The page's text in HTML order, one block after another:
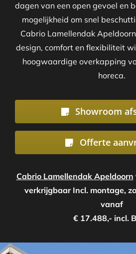
dagen van een open gevoel en
mogelijkheid om snel
Cabrio Lamellendak
design, comfort en flexibiliteit
hoogwaardige overkapping
horeca.
Showroom
Offerte
Cabrio Lamellendak Apeldoorn
verkrijgbaar Incl. montage,
vanaf
€ 17.488,- incl.